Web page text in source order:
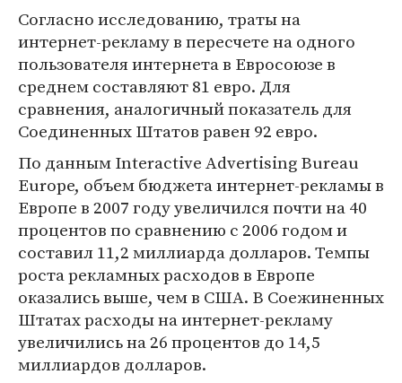
Согласно исследованию, траты на
интернет-рекламу в пересчете на одного
пользователя интернета в Евросоюзе в
среднем составляют 81 евро. Для
сравнения, аналогичный показатель для
Соединенных Штатов равен 92 евро.
По данным Interactive Advertising Bureau
Europe, объем бюджета интернет-рекламы в
Европе в 2007 году увеличился почти на 40
процентов по сравнению с 2006 годом и
составил 11,2 миллиарда долларов. Темпы
роста рекламных расходов в Европе
оказались выше, чем в США. В Соежиненных
Штатах расходы на интернет-рекламу
увеличились на 26 процентов до 14,5
миллиардов долларов.